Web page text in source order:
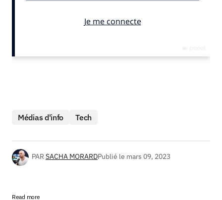
Médias d'info Tech
PAR SACHA MORARDPublié le mars 09, 2023
Read more